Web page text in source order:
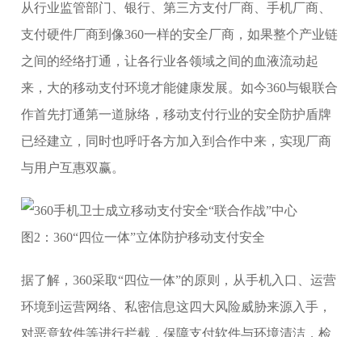
从行业监管部门、银行、第三方支付厂商、手机厂商、
支付硬件厂商到像360一样的安全厂商，如果整个产业链
之间的经络打通，让各行业各领域之间的血液流动起
来，大的移动支付环境才能健康发展。如今360与银联合
作首先打通第一道脉络，移动支付行业的安全防护盾牌
已经建立，同时也呼吁各方加入到合作中来，实现厂商
与用户互惠双赢。
图2：360“四位一体”立体防护移动支付安全
据了解，360采取“四位一体”的原则，从手机入口、运营
环境到运营网络、私密信息这四大风险威胁来源入手，
对恶意软件等进行拦截，保障支付软件与环境清洁，检